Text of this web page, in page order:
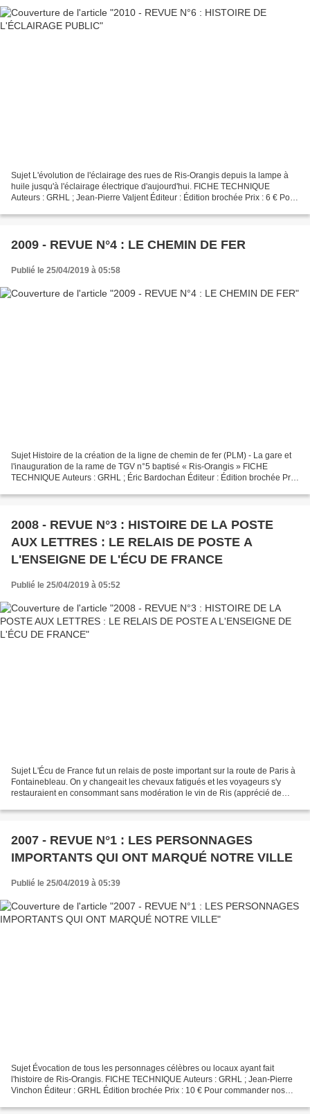
Sujet L'évolution de l'éclairage des rues de Ris-Orangis depuis la lampe à
huile jusqu'à l'éclairage électrique d'aujourd'hui. FICHE TECHNIQUE
Auteurs : GRHL ; Jean-Pierre Valjent Éditeur : Édition brochée Prix : 6 € Pour
2009 - REVUE N°4 : LE CHEMIN DE FER
Publié le 25/04/2019 à 05:58
Sujet Histoire de la création de la ligne de chemin de fer (PLM) - La gare et
l'inauguration de la rame de TGV n°5 baptisé « Ris-Orangis » FICHE
TECHNIQUE Auteurs : GRHL ; Éric Bardochan Éditeur : Édition brochée Prix
2008 - REVUE N°3 : HISTOIRE DE LA POSTE
AUX LETTRES : LE RELAIS DE POSTE A
L'ENSEIGNE DE L'ÉCU DE FRANCE
Publié le 25/04/2019 à 05:52
Sujet L'Écu de France fut un relais de poste important sur la route de Paris à
Fontainebleau. On y changeait les chevaux fatigués et les voyageurs s'y
restauraient en consommant sans modération le vin de Ris (apprécié de
2007 - REVUE N°1 : LES PERSONNAGES
IMPORTANTS QUI ONT MARQUÉ NOTRE VILLE
Publié le 25/04/2019 à 05:39
Sujet Évocation de tous les personnages célèbres ou locaux ayant fait
l'histoire de Ris-Orangis. FICHE TECHNIQUE Auteurs : GRHL ; Jean-Pierre
Vinchon Éditeur : GRHL Édition brochée Prix : 10 € Pour commander nos